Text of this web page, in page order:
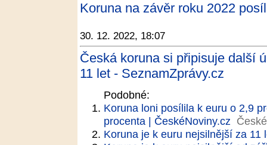
Koruna na závěr roku 2022
30. 12. 2022, 18:07
Česká koruna si připisuje další
11 let - SeznamZprávy.cz
Podobné:
Koruna loni posílila k euru o 2,9
procenta | ČeskéNoviny.cz
Koruna je k euru nejsilnější za 11